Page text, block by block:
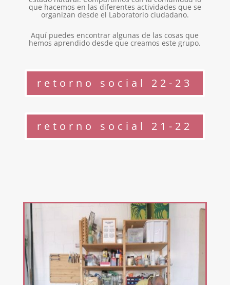
que hacemos en las diferentes actividades que se
organizan desde el Laboratorio ciudadano.
Aquí puedes encontrar algunas de las cosas que
hemos aprendido desde que creamos este grupo.
retorno social 22-23
retorno social 21-22